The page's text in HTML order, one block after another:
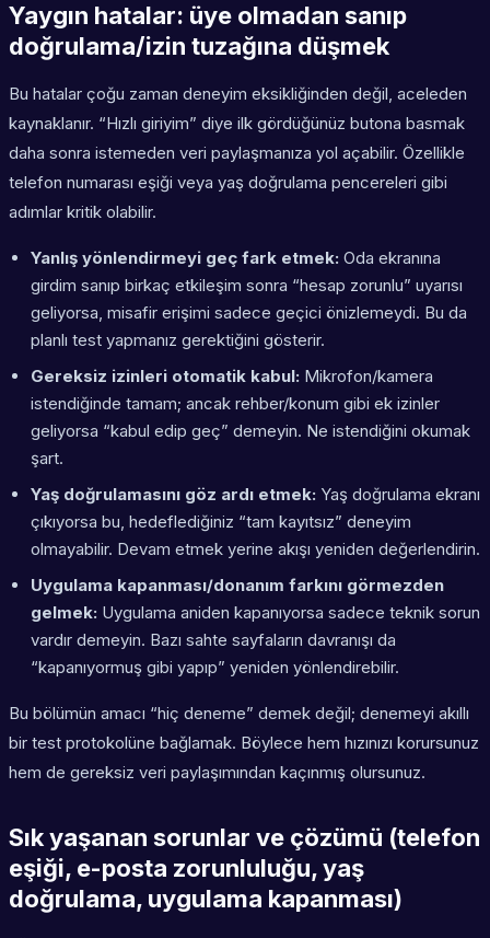
Yaygın hatalar: üye olmadan sanıp
doğrulama/izin tuzağına düşmek
Bu hatalar çoğu zaman deneyim eksikliğinden değil, aceleden
kaynaklanır. “Hızlı giriyim” diye ilk gördüğünüz butona basmak
daha sonra istemeden veri paylaşmanıza yol açabilir. Özellikle
telefon numarası eşiği veya yaş doğrulama pencereleri gibi
adımlar kritik olabilir.
Yanlış yönlendirmeyi geç fark etmek: Oda ekranına
girdim sanıp birkaç etkileşim sonra “hesap zorunlu” uyarısı
geliyorsa, misafir erişimi sadece geçici önizlemeydi. Bu da
planlı test yapmanız gerektiğini gösterir.
Gereksiz izinleri otomatik kabul: Mikrofon/kamera
istendiğinde tamam; ancak rehber/konum gibi ek izinler
geliyorsa “kabul edip geç” demeyin. Ne istendiğini okumak
şart.
Yaş doğrulamasını göz ardı etmek: Yaş doğrulama ekranı
çıkıyorsa bu, hedeflediğiniz “tam kayıtsız” deneyim
olmayabilir. Devam etmek yerine akışı yeniden değerlendirin.
Uygulama kapanması/donanım farkını görmezden
gelmek: Uygulama aniden kapanıyorsa sadece teknik sorun
vardır demeyin. Bazı sahte sayfaların davranışı da
“kapanıyormuş gibi yapıp” yeniden yönlendirebilir.
Bu bölümün amacı “hiç deneme” demek değil; denemeyi akıllı
bir test protokolüne bağlamak. Böylece hem hızınızı korursunuz
hem de gereksiz veri paylaşımından kaçınmış olursunuz.
Sık yaşanan sorunlar ve çözümü (telefon
eşiği, e-posta zorunluluğu, yaş
doğrulama, uygulama kapanması)